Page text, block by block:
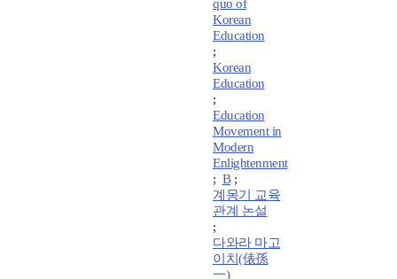
quo of
Korean
Education
;
Korean
Education
;
Education
Movement in
Modern
Enlightenment
; B;
계몽기 교육
관계 논설
;
다와라 마고
이치(俵孫
一)